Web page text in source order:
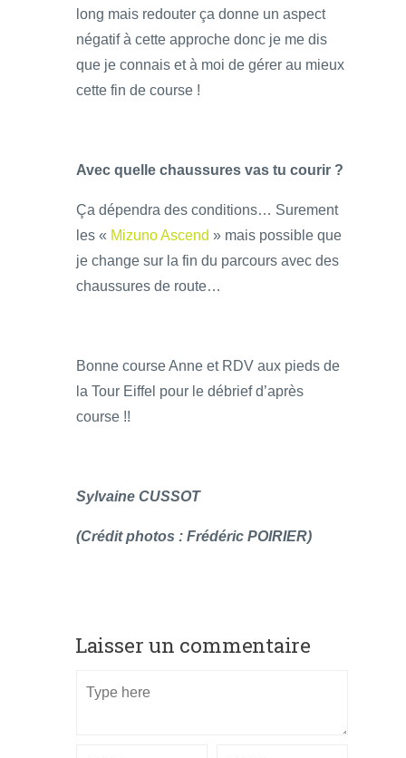
long mais redouter ça donne un aspect
négatif à cette approche donc je me dis
que je connais et à moi de gérer au mieux
cette fin de course !
Avec quelle chaussures vas tu courir ?
Ça dépendra des conditions… Surement
les « Mizuno Ascend » mais possible que
je change sur la fin du parcours avec des
chaussures de route…
Bonne course Anne et RDV aux pieds de
la Tour Eiffel pour le débrief d’après
course !!
Sylvaine CUSSOT
(Crédit photos : Frédéric POIRIER)
Laisser un commentaire